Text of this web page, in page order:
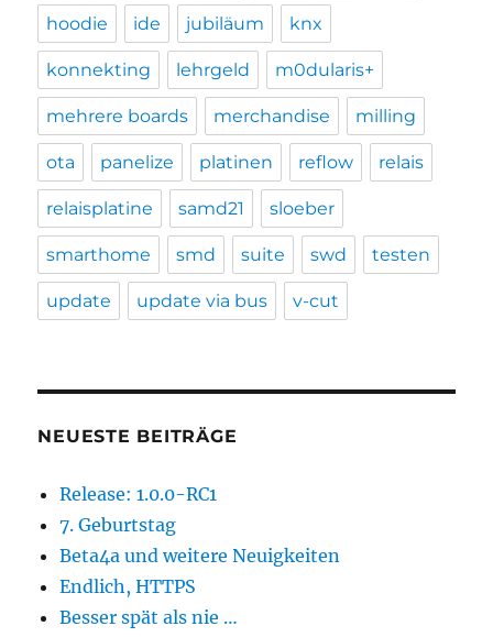
hoodie ide jubiläum knx
konnekting lehrgeld m0dularis+
mehrere boards merchandise milling
ota panelize platinen reflow relais
relaisplatine samd21 sloeber
smarthome smd suite swd testen
update update via bus v-cut
NEUESTE BEITRÄGE
Release: 1.0.0-RC1
7. Geburtstag
Beta4a und weitere Neuigkeiten
Endlich, HTTPS
Besser spät als nie …